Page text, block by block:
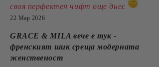
своя перфектен чифт още днес
22 Мар 2026
GRACE & MILA вече е тук -
френският шик среща модерната
женственост